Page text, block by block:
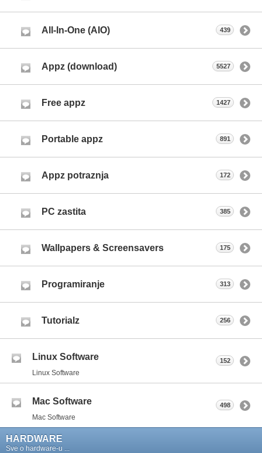
All-In-One (AIO) 439
Appz (download) 5527
Free appz 1427
Portable appz 891
Appz potraznja 172
PC zastita 385
Wallpapers & Screensavers 175
Programiranje 313
Tutorialz 256
Linux Software
Linux Software
152
Mac Software
Mac Software
498
HARDWARE
Sve o hardware-u ...